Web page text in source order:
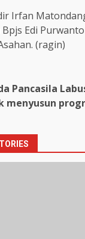
Irfan
Edi
(ragin)
Pancasila
menyusun